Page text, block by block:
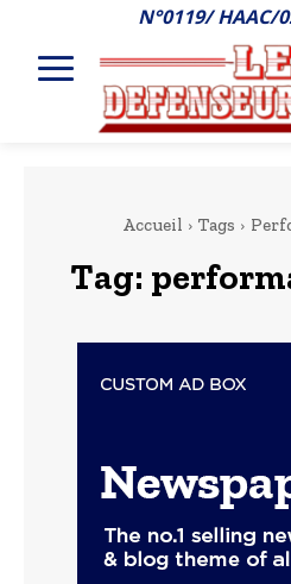
N°0119/ HAAC/
Accueil Tags
Tag: